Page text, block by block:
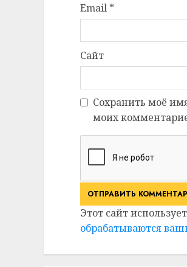
Email *
Сайт
Сохранить моё
моих
Этот сайт
обрабатываются